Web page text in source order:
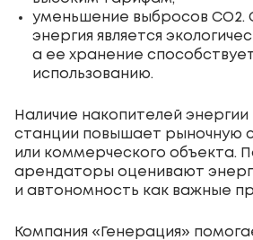
уменьшение выбросов CO2.
энергия является
а ее хранение
использованию.
Наличие накопителей энергии
станции повышает рыночную
или коммерческого объекта.
арендаторы оценивают
и автономность как важные
Компания «Генерация»